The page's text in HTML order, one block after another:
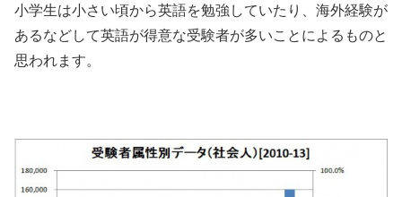
小学生は小さい頃から英語を勉強していたり、海外経験が
あるなどして英語が得意な受験者が多いことによるものと
思われます。